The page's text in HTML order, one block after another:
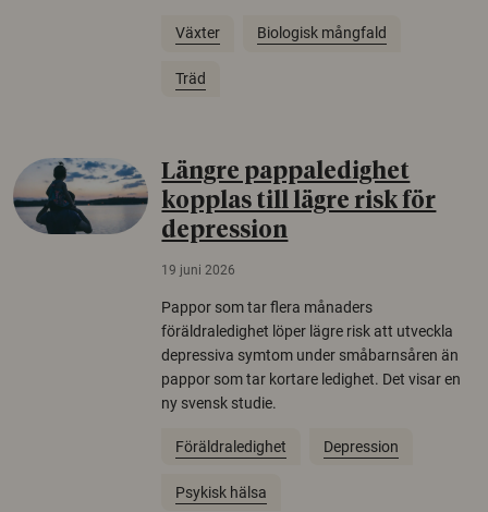
Växter Biologisk mångfald
Träd
Längre pappaledighet
kopplas till lägre risk för
depression
19 juni 2026
Pappor som tar flera månaders
föräldraledighet löper lägre risk att utveckla
depressiva symtom under småbarnsåren än
pappor som tar kortare ledighet. Det visar en
ny svensk studie.
Föräldraledighet Depression
Psykisk hälsa